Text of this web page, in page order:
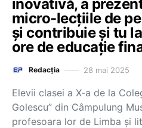
inovativă, a
micro-lecțiile de
și contribuie și tu
ore de educație
Redacția 28 mai 2025
Elevii clasei a X-a de la
Golescu” din Câmpulung
profesoara lor de Limba și